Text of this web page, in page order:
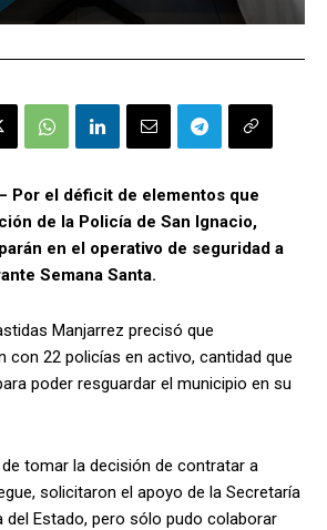
Por el déficit de elementos que
de la Policía de San Ignacio,
en el operativo de seguridad a
Semana Santa.
Manjarrez precisó que
con 22 policías en activo, cantidad que
poder resguardar el municipio en su
tomar la decisión de contratar a
solicitaron el apoyo de la Secretaría
del Estado, pero sólo pudo colaborar